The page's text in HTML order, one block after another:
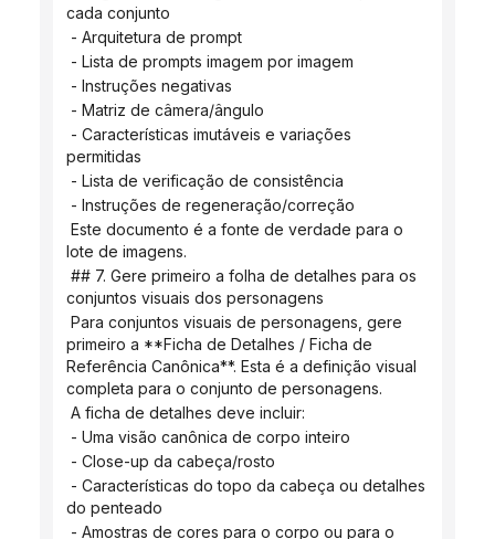
cada conjunto
- Arquitetura de prompt
- Lista de prompts imagem por imagem
- Instruções negativas
- Matriz de câmera/ângulo
permitidas
- Lista de verificação de consistência
- Instruções de regeneração/correção
lote de imagens.
conjuntos visuais dos personagens
primeiro a **Ficha de Detalhes / Ficha de
Referência Canônica**. Esta é a definição visual
completa para o conjunto de personagens.
A ficha de detalhes deve incluir:
- Uma visão canônica de corpo inteiro
- Close-up da cabeça/rosto
do penteado